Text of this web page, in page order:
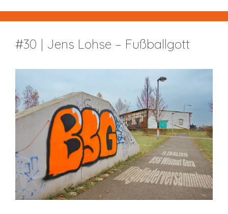
#30 | Jens Lohse – Fußballgott